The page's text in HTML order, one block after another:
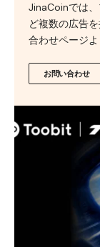
JinaCoinでは
ど複数の広告
合わせページよ
お問い合わせ